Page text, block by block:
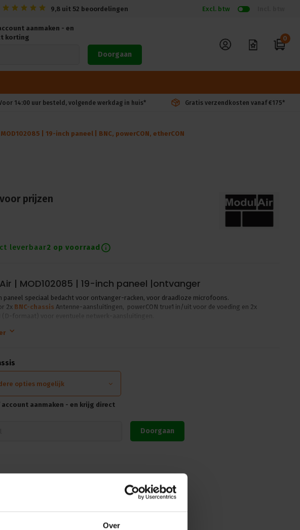
Over
9,8 uit 52 beoordelingen Excl. btw
aanmaken - en
korting
Doorgaan
0
14:00 uur besteld, volgende werkdag in huis* Gratis verzendkosten vanaf €175*
| 19-inch paneel | BNC, powerCON, etherCON
prijzen
leverbaar2 op voorraad
| MOD102085 | 19-inch paneel |ontvanger
paneel speciaal bedacht voor ontvanger-racken, voor draadloze microfoons.
2x BNC-chassis Antenne-aansluitingen, powerCON true1 in/uit voor de voeding en 2x
(D-formaat) voor eventuele netwerk-aansluitingen.
opties mogelijk
aanmaken - en krijg direct
Doorgaan